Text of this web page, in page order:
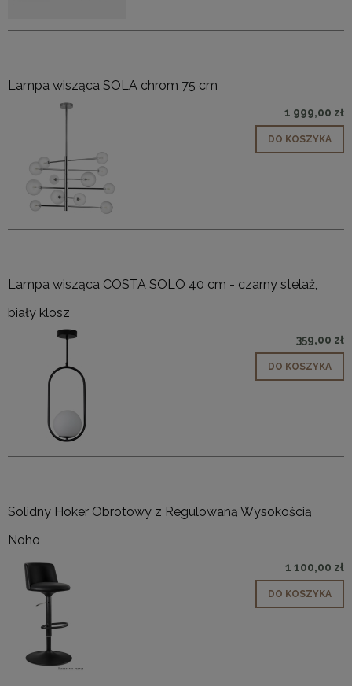
Lampa wisząca SOLA chrom 75 cm
1 999,00 zł
DO KOSZYKA
Lampa wisząca COSTA SOLO 40 cm - czarny stelaż,
biały klosz
359,00 zł
DO KOSZYKA
Solidny Hoker Obrotowy z Regulowaną Wysokością
Noho
1 100,00 zł
DO KOSZYKA